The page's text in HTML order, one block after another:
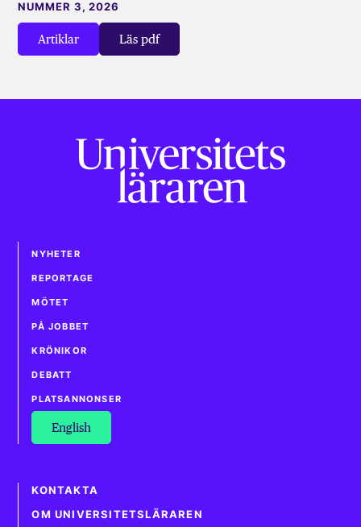
Artiklar Läs pdf
NUMMER 3, 2026
NYHETER
REPORTAGE
MÖTET
PÅ JOBBET
KRÖNIKOR
DEBATT
PLATSANNONSER
English
KONTAKTA
OM UNIVERSITETSLÄRAREN